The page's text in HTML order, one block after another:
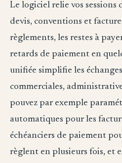
Le logiciel relie vos sessions
devis, conventions et
règlements, les restes à
retards de paiement en
unifiée simplifie les
commerciales,
pouvez par exemple
automatiques pour les
échéanciers de paiement
règlent en plusieurs fois, et